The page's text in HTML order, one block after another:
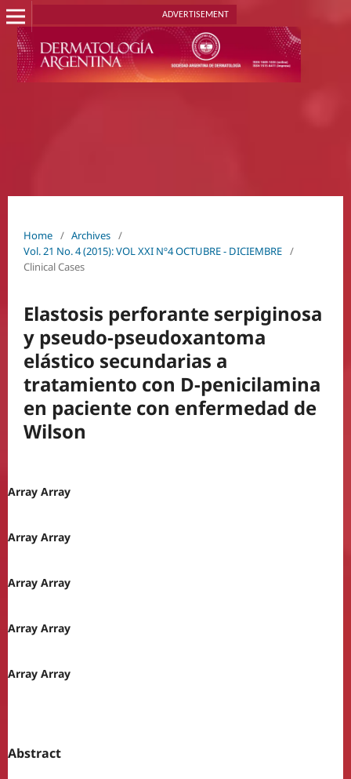
ADVERTISEMENT
Home / Archives /
Vol. 21 No. 4 (2015): VOL XXI Nº4 OCTUBRE - DICIEMBRE /
Clinical Cases
Elastosis perforante serpiginosa
y pseudo-pseudoxantoma
elástico secundarias a
tratamiento con D-penicilamina
en paciente con enfermedad de
Wilson
Array Array
Array Array
Array Array
Array Array
Array Array
Abstract